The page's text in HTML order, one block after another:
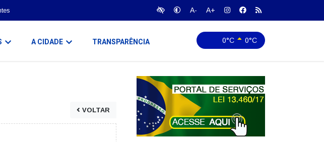
A- A+
0°C 0°C
A CIDADE TRANSPARÊNCIA
VOLTAR